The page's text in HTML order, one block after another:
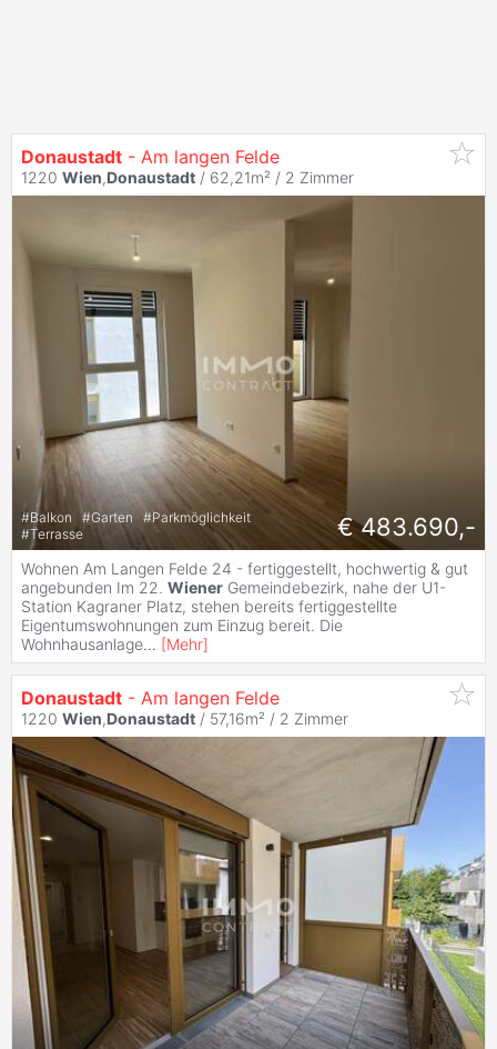
Donaustadt - Am langen Felde
1220 Wien,Donaustadt / 62,21m² / 2 Zimmer
#Balkon #Garten #Parkmöglichkeit
#Terrasse € 483.690,-
Wohnen Am Langen Felde 24 - fertiggestellt, hochwertig & gut
angebunden Im 22. Wiener Gemeindebezirk, nahe der U1-
Station Kagraner Platz, stehen bereits fertiggestellte
Eigentumswohnungen zum Einzug bereit. Die
Wohnhausanlage... [Mehr]
Donaustadt - Am langen Felde
1220 Wien,Donaustadt / 57,16m² / 2 Zimmer